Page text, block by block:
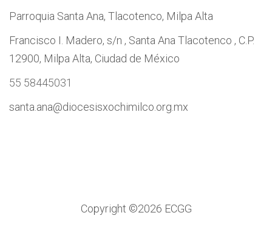
Parroquia Santa Ana, Tlacotenco, Milpa Alta
Francisco I. Madero, s/n , Santa Ana Tlacotenco , C.P.
12900, Milpa Alta, Ciudad de México
55 58445031
santa.ana@diocesisxochimilco.org.mx
Copyright ©2026 ECGG